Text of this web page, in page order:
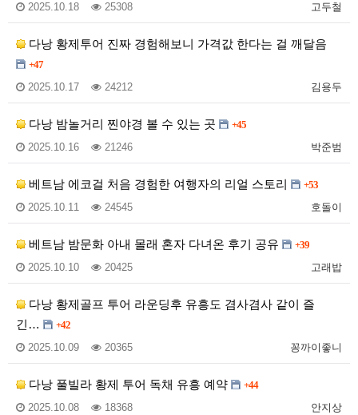
고두철
2025.10.18 25308
다낭 황제투어 진짜 경험해보니 가격값 한다는 걸 깨달음
+47
김용두
2025.10.17 24212
다낭 밤놀거리 찐야경 볼 수 있는 곳 +45
박준범
2025.10.16 21246
베트남 에코걸 처음 경험한 여행자의 리얼 스토리 +53
호돌이
2025.10.11 24545
베트남 밤문화 아내 몰래 혼자 다녀온 후기 공유 +39
고래밥
2025.10.10 20425
다낭 황제골프 투어 라운딩후 유흥도 겸사겸사 같이 즐
긴…
+42
꽁까이좋니
2025.10.09 20365
다낭 풀빌라 황제 투어 독채 유흥 예약 +44
안지상
2025.10.08 18368